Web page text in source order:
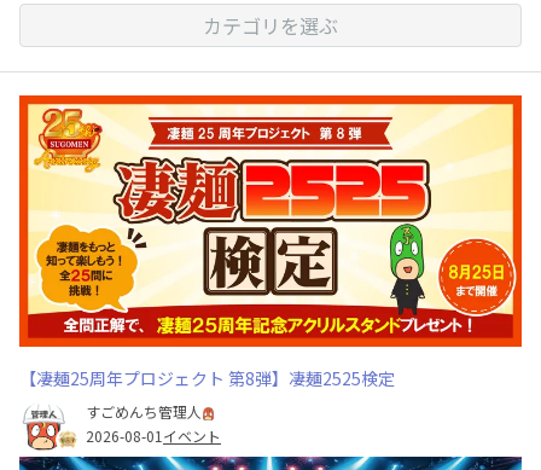
カテゴリを選ぶ
【凄麺25周年プロジェクト 第8弾】凄麺2525検定
すごめんち管理人
2026-08-01 イベント